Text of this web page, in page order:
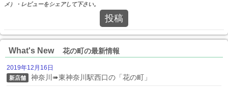
メ）・レビューをシェアして下さい。
投稿
What's New 花の町の最新情報
2019年12月16日
新店舗 神奈川➠東神奈川駅西口の「花の町」